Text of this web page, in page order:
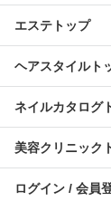
エステトップ
ヘアスタイルト
ネイルカタログ
美容クリニック
ログイン / 会員